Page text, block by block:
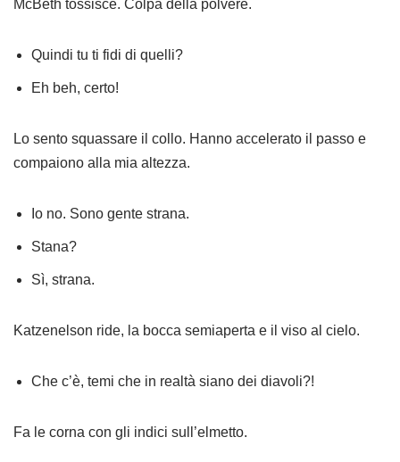
McBeth tossisce. Colpa della polvere.
Quindi tu ti fidi di quelli?
Eh beh, certo!
Lo sento squassare il collo. Hanno accelerato il passo e
compaiono alla mia altezza.
Io no. Sono gente strana.
Stana?
Sì, strana.
Katzenelson ride, la bocca semiaperta e il viso al cielo.
Che c’è, temi che in realtà siano dei diavoli?!
Fa le corna con gli indici sull’elmetto.